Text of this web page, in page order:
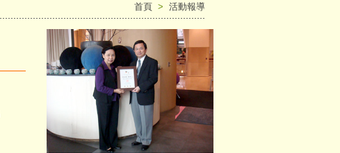
首頁 > 活動報導